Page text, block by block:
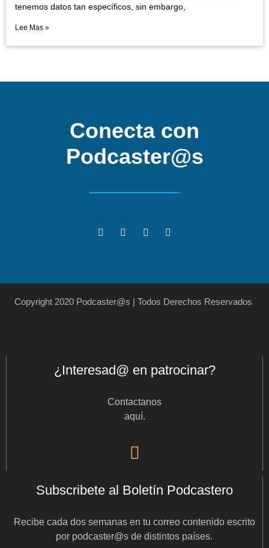
tenemos datos tan específicos, sin embargo,
Lee Mas »
Conecta con
Podcaster@s
Copyright 2020 Podcaster@s | Todos Derechos Reservados
¿Interesad@ en patrocinar?
Contactanos
aquí.
Subscribete al Boletín Podcastero
Recibe cada dos semanas en tu correo contenido escrito
por podcaster@s de distintos países.